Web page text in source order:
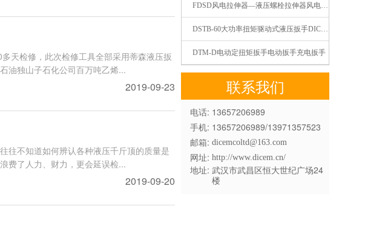
FDSD风电拉伸器—液压螺栓拉伸器风电螺栓拉伸器张拉器
DSTB-60大功率扭矩驱动式液压扳手DICEM蒂森液压
DTM-D电动定扭矩扳手电动扳手充电扳手
联系我们
电话: 13657206989
手机: 13657206989/13971357523
邮箱: dicemcoltd@163.com
网址: http://www.dicem.cn/
地址: 武汉市武昌区恒大世纪广场24
楼
天检修，此次检修工具全部采用蒂森液压扳
油独山子石化公司百万吨乙烯...
2019-09-23
往不知道如何辨认各种液压千斤顶的质量是
费了人力、财力，更会延误检...
2019-09-20